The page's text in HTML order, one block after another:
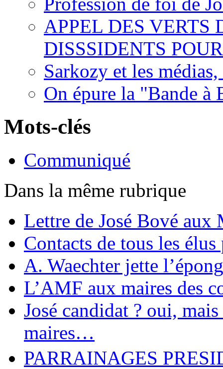
APPEL DES VERTS
DISSSIDENTS
Sarkozy et les
On épure la "Bande à
Mots-clés
Communiqué
Dans la même rubrique
Lettre de José Bové aux
Contacts de tous les
A. Waechter jette
L’AMF aux maires des
José candidat ? oui,
maires…
PARRAINAGES